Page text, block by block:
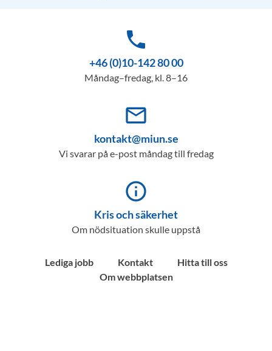
phone
+46 (0)10-142 80 00
Måndag–fredag, kl. 8–16
mail_outline
kontakt@miun.se
Vi svarar på e-post måndag till fredag
info_outline
Kris och säkerhet
Om nödsituation skulle uppstå
Lediga jobb Kontakt
Hitta till oss
Om webbplatsen